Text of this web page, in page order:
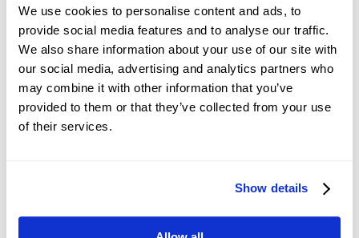
We use cookies to personalise content and ads, to
provide social media features and to analyse our traffic.
We also share information about your use of our site with
our social media, advertising and analytics partners who
may combine it with other information that you’ve
provided to them or that they’ve collected from your use
of their services.
Show details
Dolar Australia: Risiko
Hawkish sebelum RBA –
Commerzbank
2026-08-10 14:41:34 (GMT+0)
Naik, Menurut Data